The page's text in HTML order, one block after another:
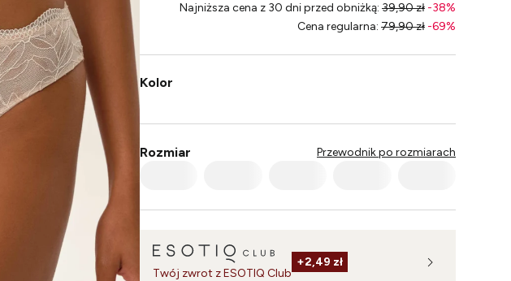
Najniższa cena z 30 dni przed obniżką: 39,90 zł -38%
Cena regularna: 79,90 zł -69%
Kolor
Rozmiar Przewodnik po rozmiarach
Twój zwrot z ESOTIQ Club
+2,49 zł